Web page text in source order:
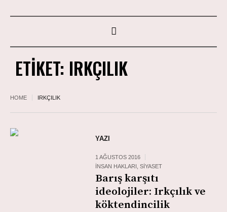
ETIKET: IRKÇILIK
HOME IRKÇILIK
YAZI
1 AĞUSTOS 2016
İNSAN HAKLARI ,SIYASET
Barış karşıtı
ideolojiler: Irkçılık ve
köktendincilik